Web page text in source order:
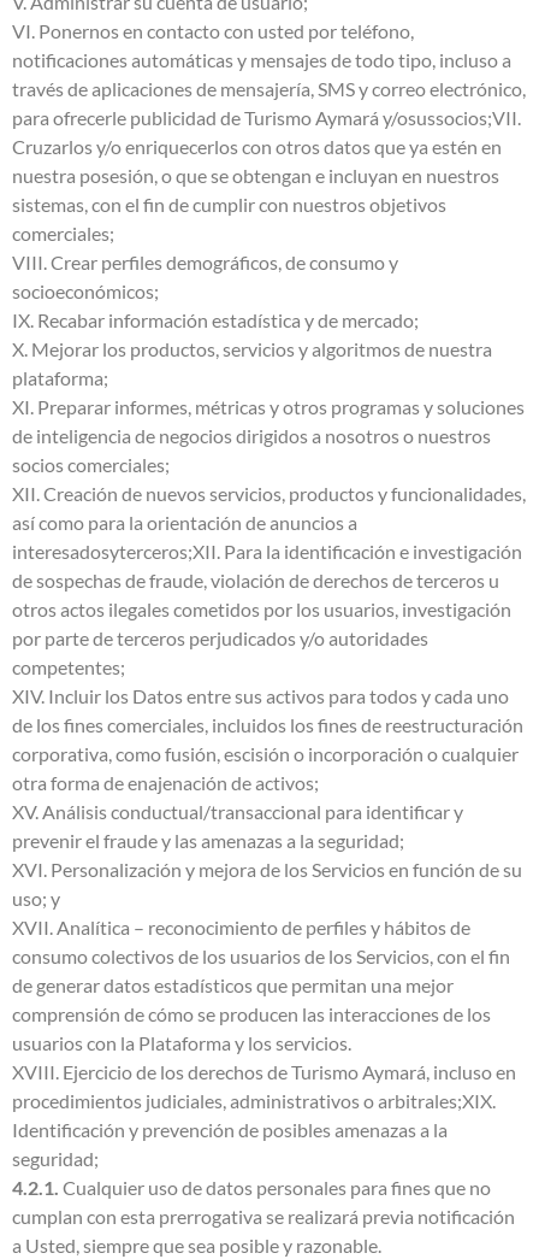
VI. Ponernos en contacto con usted por teléfono,
notificaciones automáticas y mensajes de todo tipo, incluso a
través de aplicaciones de mensajería, SMS y correo electrónico,
para ofrecerle publicidad de Turismo Aymará y/osussocios;VII.
Cruzarlos y/o enriquecerlos con otros datos que ya estén en
nuestra posesión, o que se obtengan e incluyan en nuestros
sistemas, con el fin de cumplir con nuestros objetivos
comerciales;
VIII. Crear perfiles demográficos, de consumo y
socioeconómicos;
IX. Recabar información estadística y de mercado;
X. Mejorar los productos, servicios y algoritmos de nuestra
plataforma;
XI. Preparar informes, métricas y otros programas y soluciones
de inteligencia de negocios dirigidos a nosotros o nuestros
socios comerciales;
XII. Creación de nuevos servicios, productos y funcionalidades,
así como para la orientación de anuncios a
interesadosyterceros;XII. Para la identificación e investigación
de sospechas de fraude, violación de derechos de terceros u
otros actos ilegales cometidos por los usuarios, investigación
por parte de terceros perjudicados y/o autoridades
competentes;
XIV. Incluir los Datos entre sus activos para todos y cada uno
de los fines comerciales, incluidos los fines de reestructuración
corporativa, como fusión, escisión o incorporación o cualquier
otra forma de enajenación de activos;
XV. Análisis conductual/transaccional para identificar y
prevenir el fraude y las amenazas a la seguridad;
XVI. Personalización y mejora de los Servicios en función de su
uso; y
XVII. Analítica – reconocimiento de perfiles y hábitos de
consumo colectivos de los usuarios de los Servicios, con el fin
de generar datos estadísticos que permitan una mejor
comprensión de cómo se producen las interacciones de los
usuarios con la Plataforma y los servicios.
XVIII. Ejercicio de los derechos de Turismo Aymará, incluso en
procedimientos judiciales, administrativos o arbitrales;XIX.
Identificación y prevención de posibles amenazas a la
seguridad;
4.2.1. Cualquier uso de datos personales para fines que no
cumplan con esta prerrogativa se realizará previa notificación
a Usted, siempre que sea posible y razonable.